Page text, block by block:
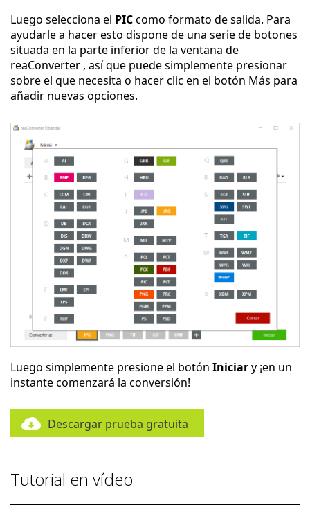
Luego selecciona el PICcomo formato de salida. Para
ayudarle a hacer esto dispone de una serie de botones
situada en la parte inferior de la ventana de
reaConverter , así que puede simplemente presionar
sobre el que necesita o hacer clic en el botón Más para
añadir nuevas opciones.
Luego simplemente presione el botón Iniciary ¡en un
instante comenzará la conversión!
Descargar prueba gratuita
Tutorial en vídeo